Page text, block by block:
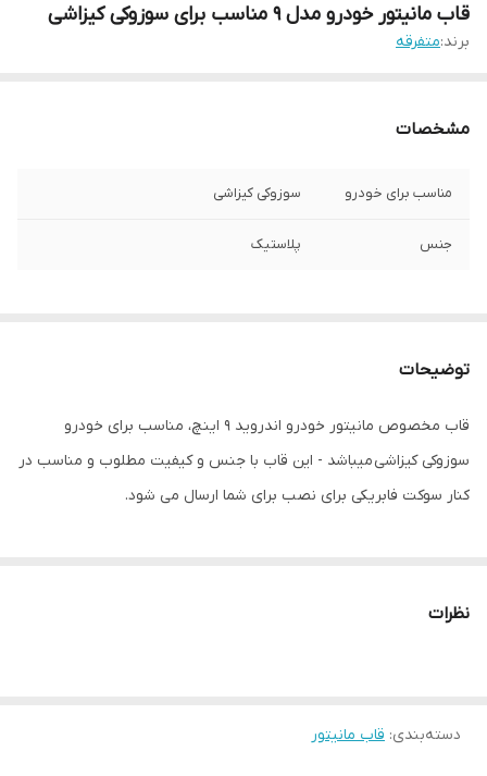
قاب مانیتور خودرو مدل 9 مناسب برای سوزوکی کیزاشی
برند:متفرقه
مشخصات
مناسب برای خودرو سوزوکی کیزاشی
جنس پلاستیک
توضیحات
قاب مخصوص مانیتور خودرو اندروید 9 اینچ، مناسب برای خودرو
سوزوکی کیزاشی میباشد - این قاب با جنس و کیفیت مطلوب و مناسب در
کنار سوکت فابریکی برای نصب برای شما ارسال می شود.
نظرات
دسته‌بندی: قاب مانیتور